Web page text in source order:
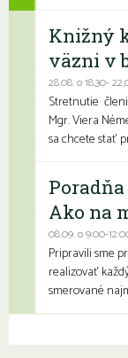
Knižný
väzni v
28.08. o 18,30-
Stretnutie
Mgr. Viera
sa chcete stať
Ako na
08.09. o 9:00-
Pripravili sme
realizovať
smerované